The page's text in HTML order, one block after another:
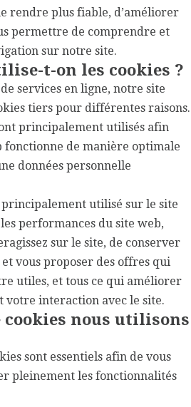
rendre plus fiable, d’améliorer
permettre de comprendre et
sur notre site.
t-on les cookies ?
services en ligne, notre site
tiers pour différentes raisons.
principalement utilisés afin
fonctionne de manière optimale
données personnelle
utilisé sur le site
performances du site web,
sur le site, de conserver
vous proposer des offres qui
utiles, et tous ce qui améliorer
votre interaction avec le site.
cookies nous utilisons
sont essentiels afin de vous
pleinement les fonctionnalités